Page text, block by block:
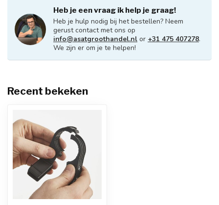
Heb je een vraag ik help je graag!
Heb je hulp nodig bij het bestellen? Neem
gerust contact met ons op
info@asatgroothandel.nl or +31 475 407278.
We zijn er om je te helpen!
Recent bekeken